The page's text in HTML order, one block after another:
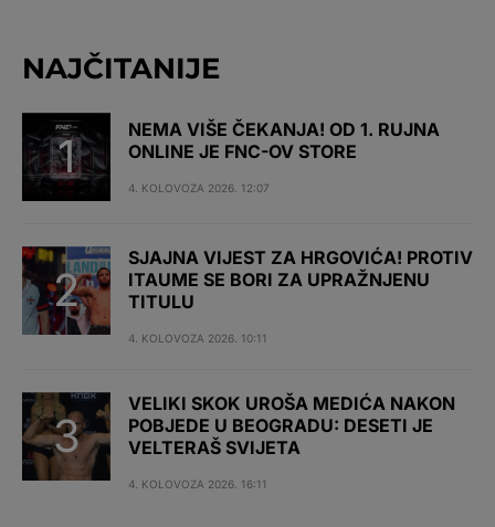
NAJČITANIJE
NEMA VIŠE ČEKANJA! OD 1. RUJNA
ONLINE JE FNC-OV STORE
4. KOLOVOZA 2026. 12:07
SJAJNA VIJEST ZA HRGOVIĆA! PROTIV
ITAUME SE BORI ZA UPRAŽNJENU
TITULU
4. KOLOVOZA 2026. 10:11
VELIKI SKOK UROŠA MEDIĆA NAKON
POBJEDE U BEOGRADU: DESETI JE
VELTERAŠ SVIJETA
4. KOLOVOZA 2026. 16:11